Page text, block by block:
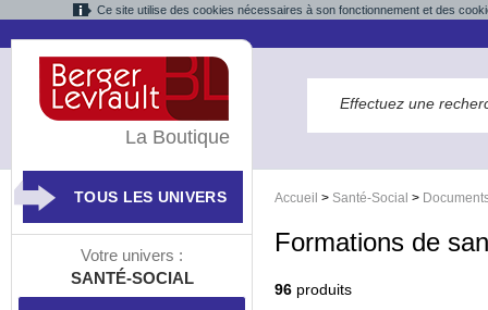
Ce site utilise des cookies nécessaires à son fonctionnement et des
Accueil > Santé-Social >
Formations de
96 produits
La Boutique
TOUS LES UNIVERS
Votre univers :
SANTÉ-SOCIAL